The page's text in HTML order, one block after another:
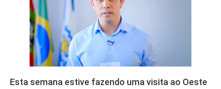
Esta semana estive fazendo uma visita ao Oeste